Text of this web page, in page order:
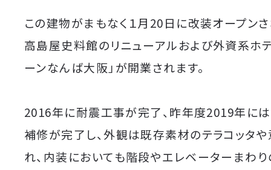
この建物がまもなく１月20日に改装オープンさ
高島屋史料館のリニューアルおよび外資系ホテ
ーンなんば大阪」が開業されます。
2016年に耐震工事が完了、昨年度2019年に
補修が完了し、外観は既存素材のテラコッタ
れ、内装においても階段やエレベーターまわ